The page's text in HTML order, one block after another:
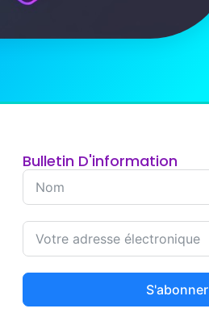
Bulletin D'information
S'abonner